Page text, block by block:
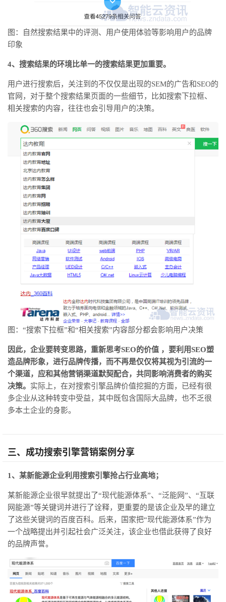
图：自然搜索结果中的评测、用户使用体验等影响用户的品牌
印象
4、搜索结果的环境比单一的搜索结果更加重要。
用户进行搜索后，关注到的不仅仅是出现的SEM的广告和SEO的
官网，对于整个搜索结果页面的一些细节，比如搜索下拉框、
相关搜索的内容，往往也会引导用户的决策。
图：“搜索下拉框”和“相关搜索”内容部分都会影响用户决策
因此，企业要转变思路，重新思考SEO的价值 ，要利用SEO塑
造品牌形象，进行品牌传播，而不再是仅仅将其视为引流的一
个渠道，应和其他营销渠道默契配合，共同影响消费者的购买
决策。 实际上，在对搜索引擎品牌价值挖掘的方面，已经有很
多企业从这种转变中受益，其中既包含国际大品牌，也不乏很
多本土企业的身影。
三、成功搜索引擎营销案例分享
1、某新能源企业利用搜索引擎抢占行业高地；
某新能源企业很早就提出了“现代能源体系”、“泛能网”、“互联
网能源”等关键词并进行了诠释，更重要的是该企业及早的建立
了这些关键词的百度百科。后来，国家把“现代能源体系”作为
一个战略提出并引起社会广泛关注，该企业也借此获得了良好
的品牌声誉。